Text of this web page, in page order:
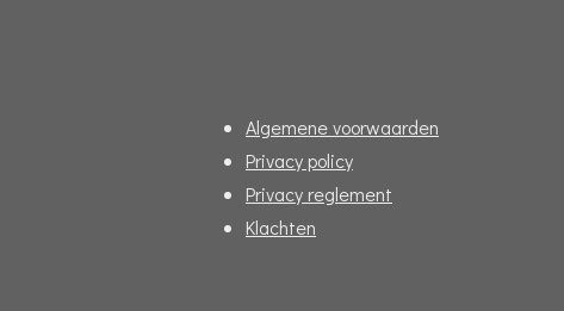
Algemene voorwaarden
Privacy policy
Privacy reglement
Klachten